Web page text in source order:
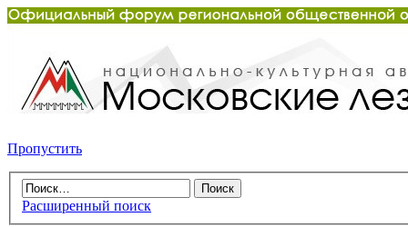
Пропустить
Расширенный поиск